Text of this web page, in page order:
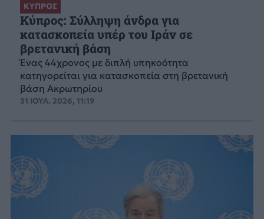
ΚΥΠΡΟΣ
Κύπρος: Σύλληψη άνδρα για
κατασκοπεία υπέρ του Ιράν σε
βρετανική βάση
Ένας 44χρονος με διπλή υπηκοότητα
κατηγορείται για κατασκοπεία στη βρετανική
βάση Ακρωτηρίου
31 ΙΟΥΛ. 2026, 11:19